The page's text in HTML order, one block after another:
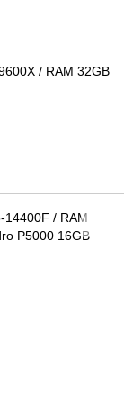
/ RAM 32GB